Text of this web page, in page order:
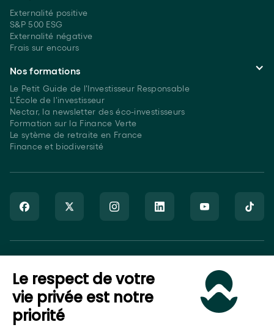
Le respect de votre
vie privée est notre
priorité
Externalité positive
S&P 500 ESG
Externalité négative
Frais sur encours
Nos formations
Le Petit Guide de l'Investisseur Responsable
L'École de l'investisseur
Nectar, la newsletter des éco-investisseurs
Formation sur la Finance Verte
Le sytème de retraite en France
Finance et biodiversité
20007544 en tant que Courtier en Assurance (COA), Mandataire
non-exclusif en opérations de banque et en services de
paiement (MOBSP), activités régulées par l’ACPR et en tant que
Conseiller en Investissement Financier (CIF), activité régulée par
l’AMF.